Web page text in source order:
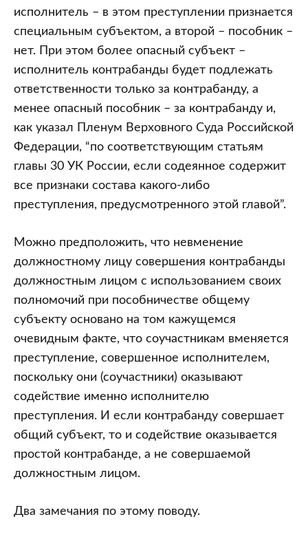
исполнитель – в этом преступлении признается
специальным субъектом, а второй – пособник –
нет. При этом более опасный субъект –
исполнитель контрабанды будет подлежать
ответственности только за контрабанду, а
менее опасный пособник – за контрабанду и,
как указал Пленум Верховного Суда Российской
Федерации, “по соответствующим статьям
главы 30 УК России, если содеянное содержит
все признаки состава какого-либо
преступления, предусмотренного этой главой”.
Можно предположить, что невменение
должностному лицу совершения контрабанды
должностным лицом с использованием своих
полномочий при пособничестве общему
субъекту основано на том кажущемся
очевидным факте, что соучастникам вменяется
преступление, совершенное исполнителем,
поскольку они (соучастники) оказывают
содействие именно исполнителю
преступления. И если контрабанду совершает
общий субъект, то и содействие оказывается
простой контрабанде, а не совершаемой
должностным лицом.
Два замечания по этому поводу.